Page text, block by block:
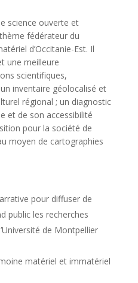
science ouverte et
fédérateur du
d’Occitanie-Est. Il
une meilleure
scientifiques,
inventaire géolocalisé et
régional ; un diagnostic
et de son accessibilité
pour la société de
moyen de cartographies
pour diffuser de
public les recherches
de Montpellier
matériel et immatériel